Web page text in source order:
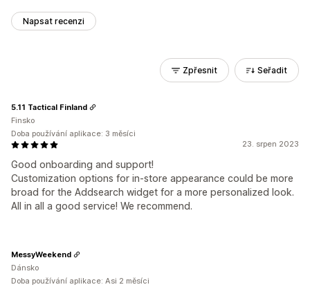
Napsat recenzi
Zpřesnit Seřadit
23. srpen 2023
Good onboarding and support!
Customization options for in-store appearance could be more
broad for the Addsearch widget for a more personalized look.
All in all a good service! We recommend.
5.11 Tactical Finland
Finsko
Doba používání aplikace: 3 měsíci
MessyWeekend
Dánsko
Doba používání aplikace: Asi 2 měsíci